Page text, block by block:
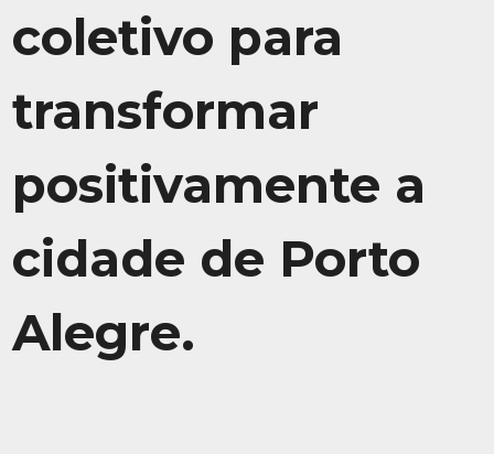
coletivo para
transformar
positivamente a
cidade de Porto
Alegre.